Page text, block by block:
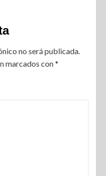
no será publicada.
marcados con*